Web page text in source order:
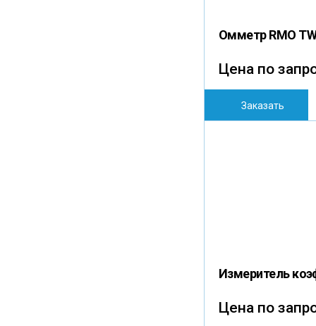
Омметр RMO TW
Цена по
Заказать
Измеритель
Цена по